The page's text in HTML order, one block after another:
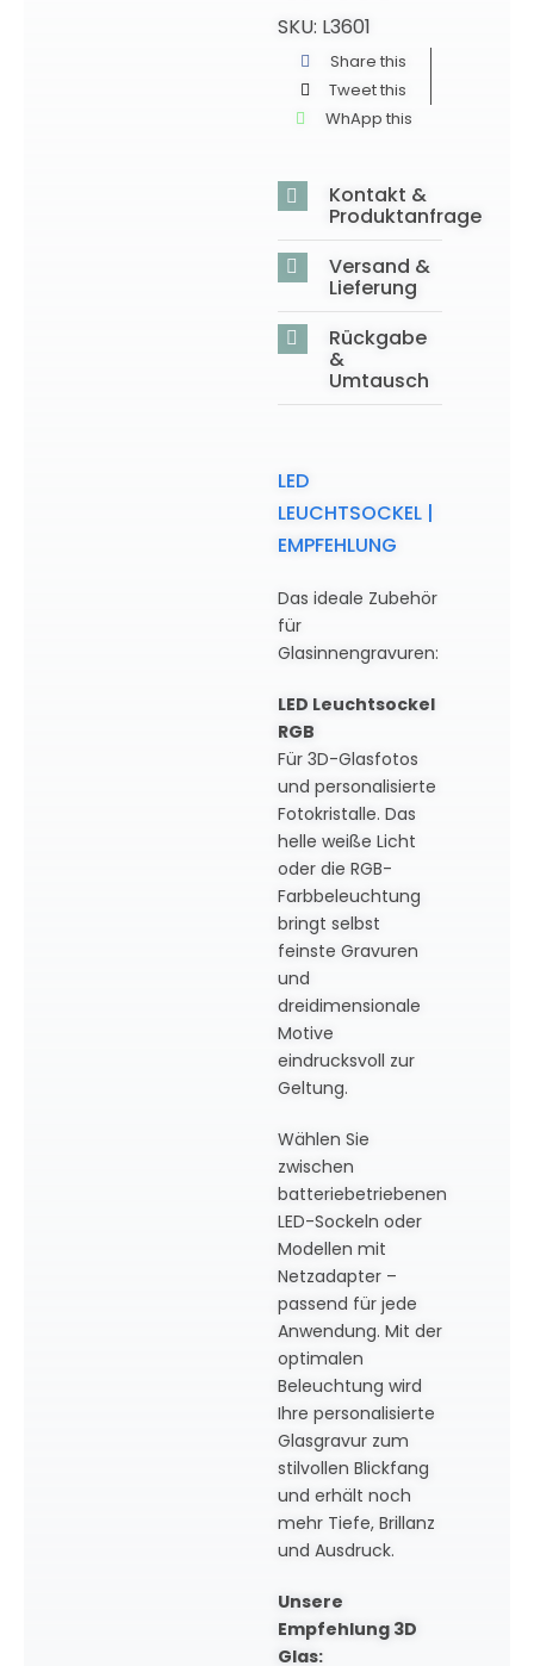
SKU: L3601
Share this
Tweet this
WhApp this
Kontakt &
Produktanfrage
Versand &
Lieferung
Rückgabe
&
Umtausch
LED
LEUCHTSOCKEL |
EMPFEHLUNG
Das ideale Zubehör
für
Glasinnengravuren:
LED Leuchtsockel
RGB
Für 3D-Glasfotos
und personalisierte
Fotokristalle. Das
helle weiße Licht
oder die RGB-
Farbbeleuchtung
bringt selbst
feinste Gravuren
und
dreidimensionale
Motive
eindrucksvoll zur
Geltung.
Wählen Sie
zwischen
batteriebetriebenen
LED-Sockeln oder
Modellen mit
Netzadapter –
passend für jede
Anwendung. Mit der
optimalen
Beleuchtung wird
Ihre personalisierte
Glasgravur zum
stilvollen Blickfang
und erhält noch
mehr Tiefe, Brillanz
und Ausdruck.
Unsere
Empfehlung 3D
Glas: